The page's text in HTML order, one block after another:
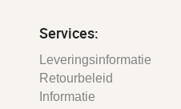
Services:
Leveringsinformatie
Retourbeleid
Informatie